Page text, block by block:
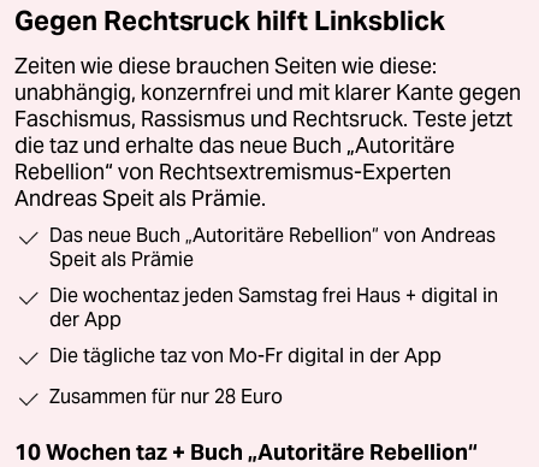
Gegen Rechtsruck hilft Linksblick
Zeiten wie diese brauchen Seiten wie diese:
unabhängig, konzernfrei und mit klarer Kante gegen
Faschismus, Rassismus und Rechtsruck. Teste jetzt
die taz und erhalte das neue Buch „Autoritäre
Rebellion“ von Rechtsextremismus-Experten
Andreas Speit als Prämie.
Das neue Buch „Autoritäre Rebellion“ von Andreas
Speit als Prämie
Die wochentaz jeden Samstag frei Haus + digital in
der App
Die tägliche taz von Mo-Fr digital in der App
Zusammen für nur 28 Euro
10 Wochen taz + Buch „Autoritäre Rebellion“